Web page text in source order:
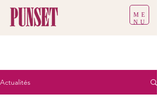
ME
NU
Actualités